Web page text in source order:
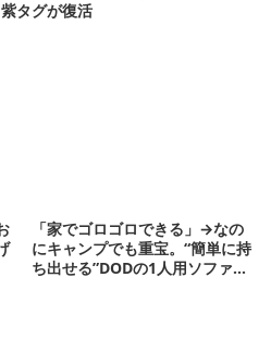
タグが復活
「家でゴロゴロできる」→なの
にキャンプでも重宝。“簡単に持
ち出せる”DODの1人用ソファが